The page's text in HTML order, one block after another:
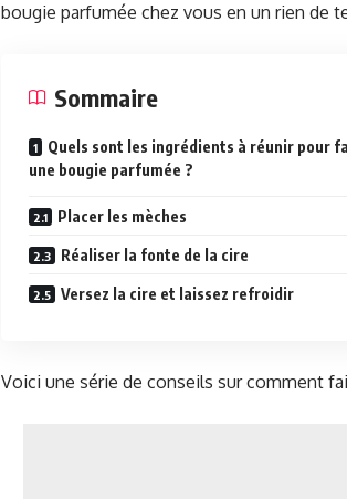
bougie parfumée chez vous en un rien de
Sommaire
Quels sont les ingrédients à réunir pour
une bougie parfumée ?
Placer les mèches
Réaliser la fonte de la cire
Versez la cire et laissez refroidir
Voici une série de conseils sur comment